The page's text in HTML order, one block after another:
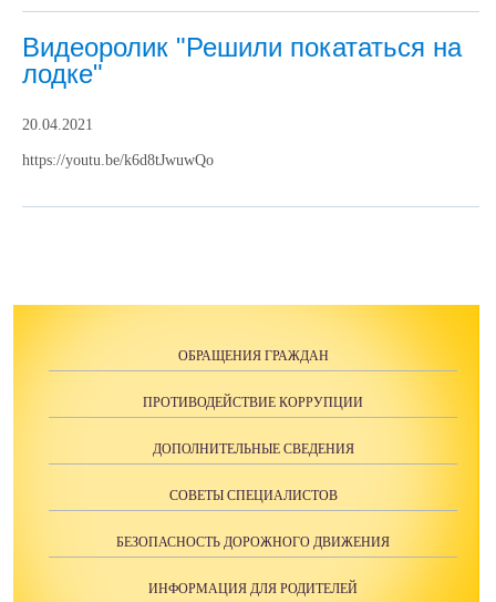
Видеоролик "Решили покататься на
лодке"
20.04.2021
https://youtu.be/k6d8tJwuwQo
ОБРАЩЕНИЯ ГРАЖДАН
ПРОТИВОДЕЙСТВИЕ КОРРУПЦИИ
ДОПОЛНИТЕЛЬНЫЕ СВЕДЕНИЯ
СОВЕТЫ СПЕЦИАЛИСТОВ
БЕЗОПАСНОСТЬ ДОРОЖНОГО ДВИЖЕНИЯ
ИНФОРМАЦИЯ ДЛЯ РОДИТЕЛЕЙ